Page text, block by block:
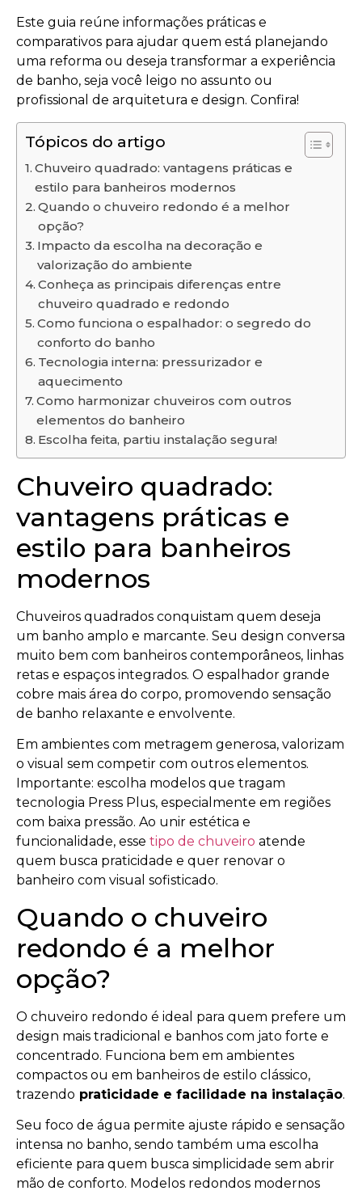
Este guia reúne informações práticas e
comparativos para ajudar quem está planejando
uma reforma ou deseja transformar a experiência
de banho, seja você leigo no assunto ou
profissional de arquitetura e design. Confira!
Tópicos do artigo
Chuveiro quadrado: vantagens práticas e
estilo para banheiros modernos
Quando o chuveiro redondo é a melhor
opção?
Impacto da escolha na decoração e
valorização do ambiente
Conheça as principais diferenças entre
chuveiro quadrado e redondo
Como funciona o espalhador: o segredo do
conforto do banho
Tecnologia interna: pressurizador e
aquecimento
Como harmonizar chuveiros com outros
elementos do banheiro
Escolha feita, partiu instalação segura!
Chuveiro quadrado:
vantagens práticas e
estilo para banheiros
modernos
Chuveiros quadrados conquistam quem deseja
um banho amplo e marcante. Seu design conversa
muito bem com banheiros contemporâneos, linhas
retas e espaços integrados. O espalhador grande
cobre mais área do corpo, promovendo sensação
de banho relaxante e envolvente.
Em ambientes com metragem generosa, valorizam
o visual sem competir com outros elementos.
Importante: escolha modelos que tragam
tecnologia Press Plus, especialmente em regiões
com baixa pressão. Ao unir estética e
funcionalidade, esse tipo de chuveiro atende
quem busca praticidade e quer renovar o
banheiro com visual sofisticado.
Quando o chuveiro
redondo é a melhor
opção?
O chuveiro redondo é ideal para quem prefere um
design mais tradicional e banhos com jato forte e
concentrado. Funciona bem em ambientes
compactos ou em banheiros de estilo clássico,
trazendo praticidade e facilidade na instalação.
Seu foco de água permite ajuste rápido e sensação
intensa no banho, sendo também uma escolha
eficiente para quem busca simplicidade sem abrir
mão de conforto. Modelos redondos modernos